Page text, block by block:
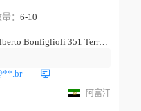
： 6-10
Av Comendador Alberto Bonfiglioli 351 Terreo, Jd. Bonfiglioli
-
阿富汗